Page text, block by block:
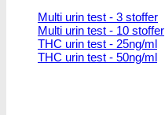
Multi urin test - 3 stoffer
Multi urin test - 10 stoffer
THC urin test - 25ng/ml
THC urin test - 50ng/ml